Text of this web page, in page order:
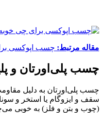
مقاله مرتبط: چسب اپوکسی
چسب پلی‌اورتان و
سقف و ایزوگام یا استخر و
(چوب و بتن و فلز) به خوبی